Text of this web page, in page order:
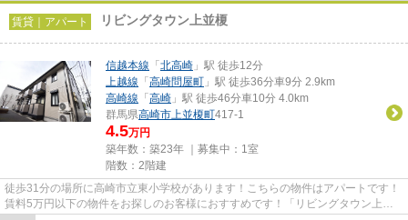
賃貸｜アパート リビングタウン上並榎
信越本線 「 北高崎 」駅 徒歩12分
上越線 「 高崎問屋町 」駅 徒歩36分車9分 2.9km
高崎線 「 高崎 」駅 徒歩46分車10分 4.0km
群馬県高崎市上並榎町417-1
4.5万円
築年数：築23年 ｜募集中： 1室
階数：2階建
徒歩31分の場所に高崎市立東小学校があります！こちらの物件はアパートです！
賃料5万円以下の物件をお探しのお客様におすすめです！「リビングタウン上並